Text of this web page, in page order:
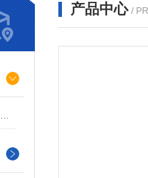
产品中心 /